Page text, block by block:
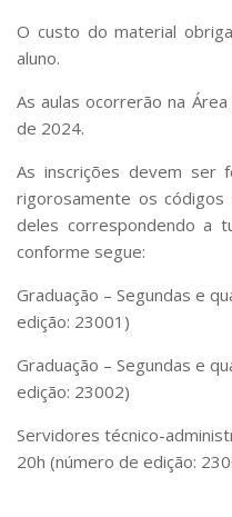
Empresas Juniores
Extensão à Comunidade
Projetos, Programas e
Artes, Cultura e Esportes
Serviços
Apoio ao Estudante
Segurança, Trânsito e
Outros serviços
Comunicação
Assessorias e Mídias
Aplicativos e Sites
Agenda de Eventos
Defesa de Teses
O custo do material
aluno.
As aulas ocorrerão na
de 2024.
As inscrições devem ser
rigorosamente os
deles correspondendo a
conforme segue:
Graduação – Segundas e
edição: 23001)
Graduação – Segundas e
edição: 23002)
Servidores técnico-
20h (número de edição: